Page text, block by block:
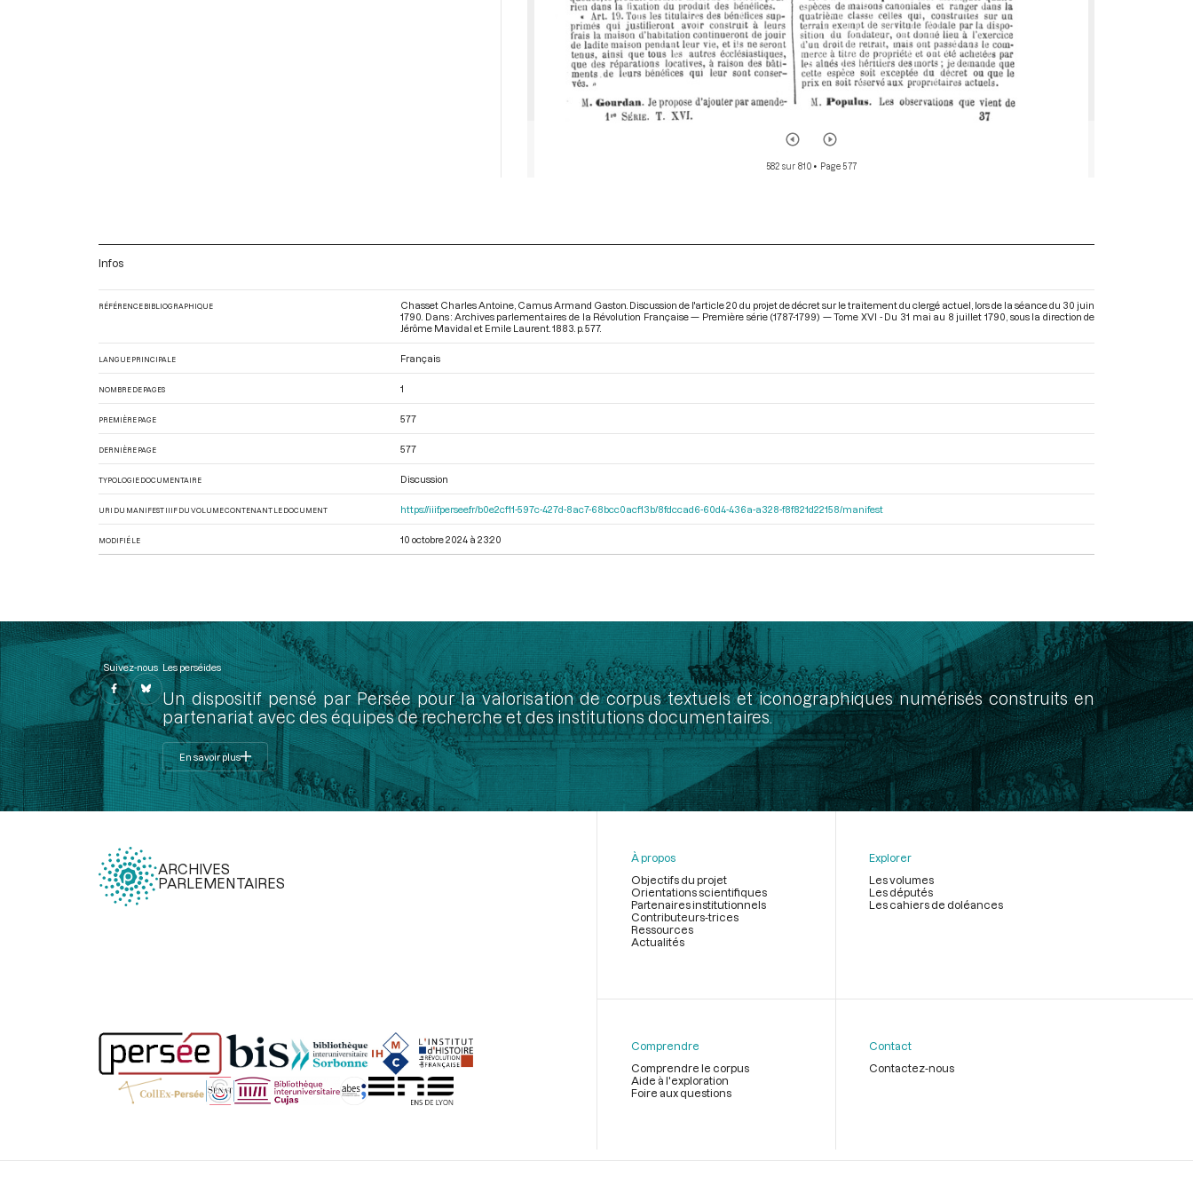
582 sur 810• Page 577
Infos
RÉFÉRENCE BIBLIOGRAPHIQUE
Chasset Charles Antoine, Camus Armand Gaston. Discussion de l'article 20 du projet de décret sur le traitement du clergé actuel, lors de la séance du 30 juin
1790. Dans : Archives parlementaires de la Révolution Française — Première série (1787-1799) — Tome XVI - Du 31 mai au 8 juillet 1790 , sous la direction de
Jérôme Mavidal et Emile Laurent. 1883. p. 577.
LANGUE PRINCIPALE Français
NOMBRE DE PAGES 1
PREMIÈRE PAGE 577
DERNIÈRE PAGE 577
TYPOLOGIE DOCUMENTAIRE Discussion
URI DU MANIFEST IIIF DU VOLUME CONTENANT LE DOCUMENT https://iiif.persee.fr/b0e2cf11-597c-427d-8ac7-68bcc0acf13b/8fdccad6-60d4-436a-a328-f8f821d22158/manifest
MODIFIÉ LE 10 octobre 2024 à 23:20
Suivez-nous Les perséides
Un dispositif pensé par Persée pour la valorisation de corpus textuels et iconographiques numérisés construits en
partenariat avec des équipes de recherche et des institutions documentaires.
En savoir plus
ARCHIVES
PARLEMENTAIRES
page
À propos
Objectifs du projet
Orientations scientifiques
Partenaires institutionnels
Contributeurs-trices
Ressources
Actualités
Explorer
Les volumes
Les députés
Les cahiers de doléances
Comprendre
Comprendre le corpus
Aide à l'exploration
Foire aux questions
Contact
Contactez-nous
Légal